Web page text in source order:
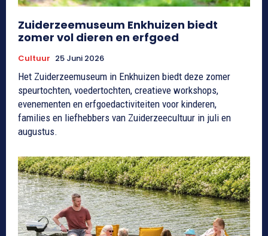
Zuiderzeemuseum Enkhuizen biedt
zomer vol dieren en erfgoed
Cultuur 25 Juni 2026
Het Zuiderzeemuseum in Enkhuizen biedt deze zomer
speurtochten, voedertochten, creatieve workshops,
evenementen en erfgoedactiviteiten voor kinderen,
families en liefhebbers van Zuiderzeecultuur in juli en
augustus.